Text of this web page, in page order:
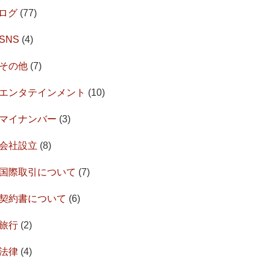
グ (77)
(4)
の他 (7)
ンタテインメント (10)
イナンバー (3)
社設立 (8)
際取引について (7)
約書について (6)
行 (2)
律 (4)